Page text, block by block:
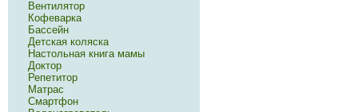
Вентилятор
Кофеварка
Бассейн
Детская коляска
Настольная книга мамы
Доктор
Репетитор
Матрас
Смартфон